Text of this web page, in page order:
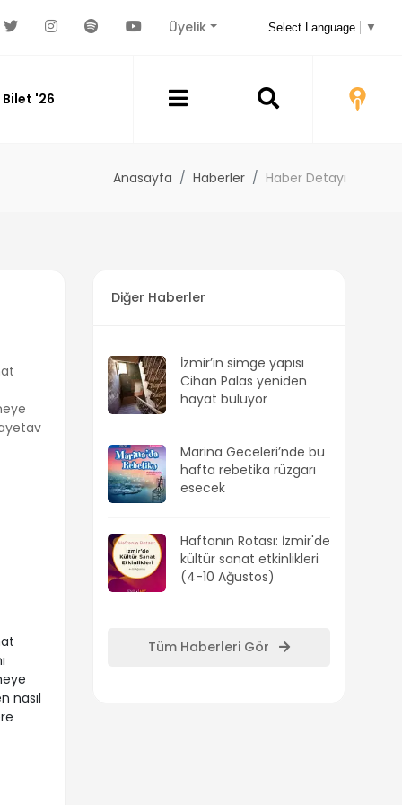
Üyelik Select Language ▼
Bilet '26
Anasayfa Haberler Haber Detayı
nasıl
Diğer Haberler
İzmir’in simge yapısı
Cihan Palas yeniden
hayat buluyor
Marina Geceleri’nde bu
hafta rebetika rüzgarı
esecek
Haftanın Rotası: İzmir'de
kültür sanat etkinlikleri
(4-10 Ağustos)
Tüm Haberleri Gör